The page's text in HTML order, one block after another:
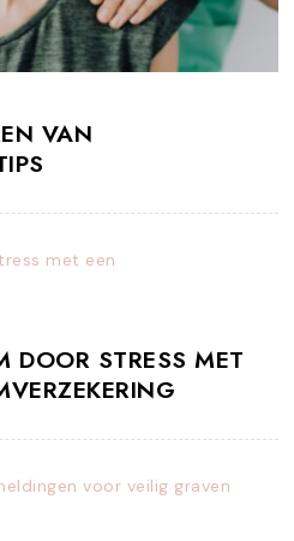
VAN
DOOR STRESS MET